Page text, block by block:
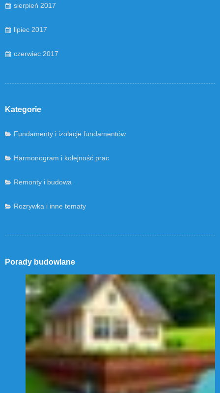
sierpień 2017
lipiec 2017
czerwiec 2017
Kategorie
Fundamenty i izolacje fundamentów
Harmonogram i kolejność prac
Remonty i budowa
Rozrywka i inne tematy
Porady budowlane